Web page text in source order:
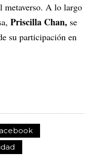
metaverso. A lo largo
Priscilla Chan, se
su participación en